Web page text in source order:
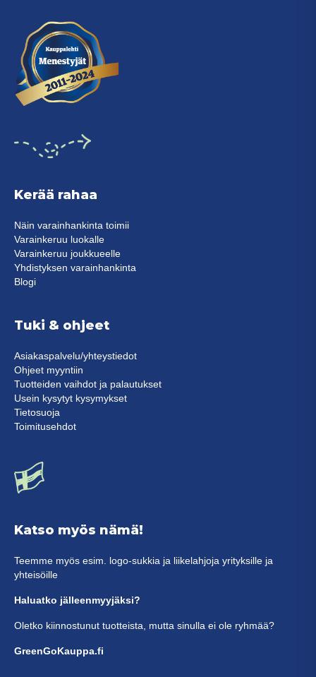
Kerää rahaa
Näin varainhankinta toimii
Varainkeruu luokalle
Varainkeruu joukkueelle
Yhdistyksen varainhankinta
Blogi
Tuki & ohjeet
Asiakaspalvelu/yhteystiedot
Ohjeet myyntiin
Tuotteiden vaihdot ja palautukset
Usein kysytyt kysymykset
Tietosuoja
Toimitusehdot
Katso myös nämä!
Teemme myös esim. logo-sukkia ja liikelahjoja yrityksille ja
yhteisöille
Haluatko jälleenmyyjäksi?
Oletko kiinnostunut tuotteista, mutta sinulla ei ole ryhmää?
GreenGoKauppa.fi